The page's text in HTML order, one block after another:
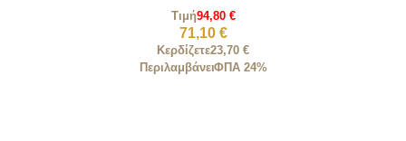
Τιμή94,80 €
71,10 €
Κερδίζετε23,70 €
ΠεριλαμβάνειΦΠΑ 24%